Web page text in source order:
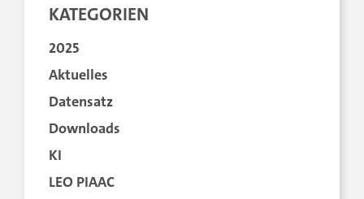
KATEGORIEN
2025
Aktuelles
Datensatz
Downloads
KI
LEO PIAAC